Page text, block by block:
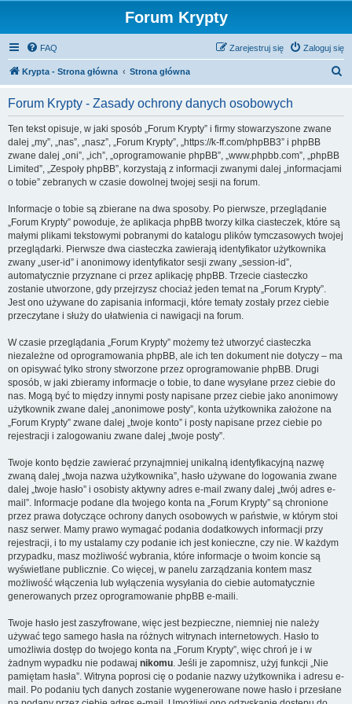
Forum Krypty
FAQ Zaloguj się
Zarejestruj się
Krypta - Strona główna Strona główna
Forum Krypty - Zasady ochrony danych osobowych
Ten tekst opisuje, w jaki sposób „Forum Krypty” i firmy stowarzyszone zwane
dalej „my”, „nas”, „nasz”, „Forum Krypty”, „https://k-ff.com/phpBB3” i phpBB
zwane dalej „oni”, „ich”, „oprogramowanie phpBB”, „www.phpbb.com”, „phpBB
Limited”, „Zespoły phpBB”, korzystają z informacji zwanymi dalej „informacjami
o tobie” zebranych w czasie dowolnej twojej sesji na forum.
Informacje o tobie są zbierane na dwa sposoby. Po pierwsze, przeglądanie
„Forum Krypty” powoduje, że aplikacja phpBB tworzy kilka ciasteczek, które są
małymi plikami tekstowymi pobranymi do katalogu plików tymczasowych twojej
przeglądarki. Pierwsze dwa ciasteczka zawierają identyfikator użytkownika
zwany „user-id” i anonimowy identyfikator sesji zwany „session-id”,
automatycznie przyznane ci przez aplikację phpBB. Trzecie ciasteczko
zostanie utworzone, gdy przejrzysz chociaż jeden temat na „Forum Krypty”.
Jest ono używane do zapisania informacji, które tematy zostały przez ciebie
przeczytane i służy do ułatwienia ci nawigacji na forum.
W czasie przeglądania „Forum Krypty” możemy też utworzyć ciasteczka
niezależne od oprogramowania phpBB, ale ich ten dokument nie dotyczy – ma
on opisywać tylko strony stworzone przez oprogramowanie phpBB. Drugi
sposób, w jaki zbieramy informacje o tobie, to dane wysyłane przez ciebie do
nas. Mogą być to między innymi posty napisane przez ciebie jako anonimowy
użytkownik zwane dalej „anonimowe posty”, konta użytkownika założone na
„Forum Krypty” zwane dalej „twoje konto” i posty napisane przez ciebie po
rejestracji i zalogowaniu zwane dalej „twoje posty”.
Twoje konto będzie zawierać przynajmniej unikalną identyfikacyjną nazwę
zwaną dalej „twoja nazwa użytkownika”, hasło używane do logowania zwane
dalej „twoje hasło” i osobisty aktywny adres e-mail zwany dalej „twój adres e-
mail”. Informacje podane dla twojego konta na „Forum Krypty” są chronione
przez prawa dotyczące ochrony danych osobowych w państwie, w którym stoi
nasz serwer. Mamy prawo wymagać podania dodatkowych informacji przy
rejestracji, i to my ustalamy czy podanie ich jest konieczne, czy nie. W każdym
przypadku, masz możliwość wybrania, które informacje o twoim koncie są
wyświetlane publicznie. Co więcej, w panelu zarządzania kontem masz
możliwość włączenia lub wyłączenia wysyłania do ciebie automatycznie
generowanych przez oprogramowanie phpBB e-maili.
Twoje hasło jest zaszyfrowane, więc jest bezpieczne, niemniej nie należy
używać tego samego hasła na różnych witrynach internetowych. Hasło to
umożliwia dostęp do twojego konta na „Forum Krypty”, więc chroń je i w
żadnym wypadku nie podawaj nikomu. Jeśli je zapomnisz, użyj funkcji „Nie
pamiętam hasła”. Witryna poprosi cię o podanie nazwy użytkownika i adresu e-
mail. Po podaniu tych danych zostanie wygenerowane nowe hasło i przesłane